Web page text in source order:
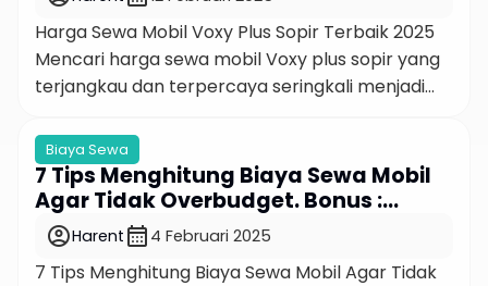
mobil CRV dengan […]
Harga Sewa Mobil Voxy Plus Sopir Terbaik 2025
Mencari harga sewa mobil Voxy plus sopir yang
terjangkau dan terpercaya seringkali menjadi
merencanakan perjalanan keluarga, bisnis, atau
wisata dengan grup. Tidak hanya soal harga,
Anda juga butuh pelayanan yang profesional
dan kenyamanan selama perjalanan. Nah, di
artikel ini, kami akan membahas secara […]
Biaya Sewa
7 Tips Menghitung Biaya Sewa Mobil
Agar Tidak Overbudget. Bonus :
Simulasinya!
account_circleHarent calendar_month 4 Februari 2025
7 Tips Menghitung Biaya Sewa Mobil Agar Tidak